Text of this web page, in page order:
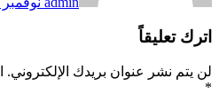
اترك تعليقاً
لن يتم نشر عنوان بريدك الإلكتروني.
*